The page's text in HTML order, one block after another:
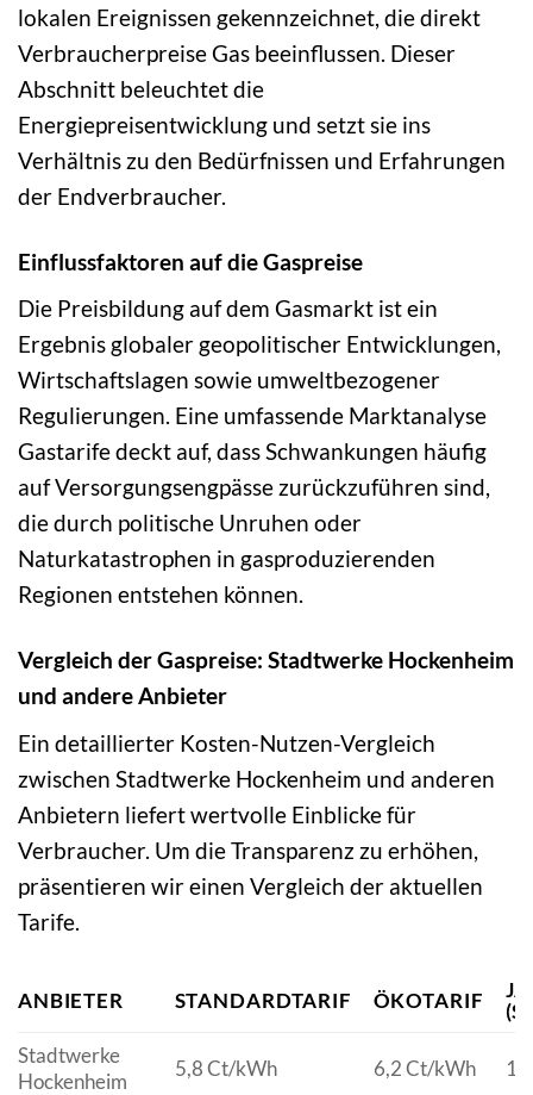
lokalen Ereignissen gekennzeichnet, die direkt
Verbraucherpreise Gas beeinflussen. Dieser
Abschnitt beleuchtet die
Energiepreisentwicklung und setzt sie ins
Verhältnis zu den Bedürfnissen und Erfahrungen
der Endverbraucher.
Einflussfaktoren auf die Gaspreise
Die Preisbildung auf dem Gasmarkt ist ein
Ergebnis globaler geopolitischer Entwicklungen,
Wirtschaftslagen sowie umweltbezogener
Regulierungen. Eine umfassende Marktanalyse
Gastarife deckt auf, dass Schwankungen häufig
auf Versorgungsengpässe zurückzuführen sind,
die durch politische Unruhen oder
Naturkatastrophen in gasproduzierenden
Regionen entstehen können.
Vergleich der Gaspreise: Stadtwerke Hockenheim
und andere Anbieter
Ein detaillierter Kosten-Nutzen-Vergleich
zwischen Stadtwerke Hockenheim und anderen
Anbietern liefert wertvolle Einblicke für
Verbraucher. Um die Transparenz zu erhöhen,
präsentieren wir einen Vergleich der aktuellen
Tarife.
ANBIETER STANDARDTARIF ÖKOTARIF
Stadtwerke
Hockenheim
5,8 Ct/kWh 6,2 Ct/kWh